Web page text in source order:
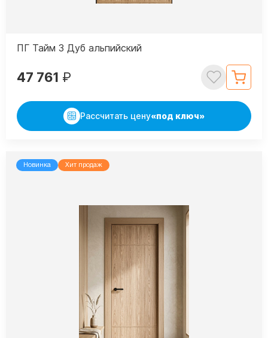
ПГ Тайм 3 Дуб альпийский
47 761 ₽
Рассчитать цену«под ключ»
Новинка Хит продаж